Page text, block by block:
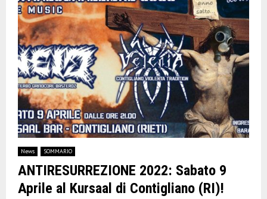
News SOMMARIO
ANTIRESURREZIONE 2022: Sabato 9
Aprile al Kursaal di Contigliano (RI)!